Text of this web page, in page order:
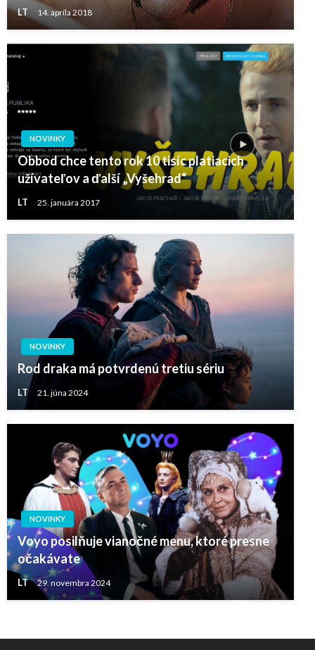
LT 14. apríla 2018
NOVINKY
Obbod chce tento rok 10 tisíc platiacich
užívateľov a ďalší „Vyšehrad“
LT 25. januára 2017
NOVINKY
Rod draka má potvrdenú tretiu sériu
LT 21. júna 2024
NOVINKY
Voyo posilňuje vianočné menu, ktoré presne
očakávate
LT 29. novembra 2024